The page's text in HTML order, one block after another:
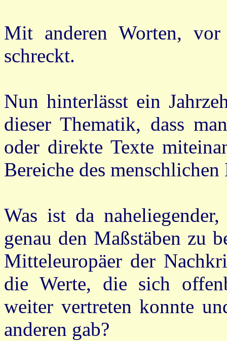
Mit anderen Worten,
schreckt.
Nun hinterlässt ein
dieser Thematik, dass
oder direkte Texte
Bereiche des
Was ist da
genau den Maßstäben zu
Mitteleuropäer der
die Werte, die sich
weiter vertreten konnte
anderen gab?